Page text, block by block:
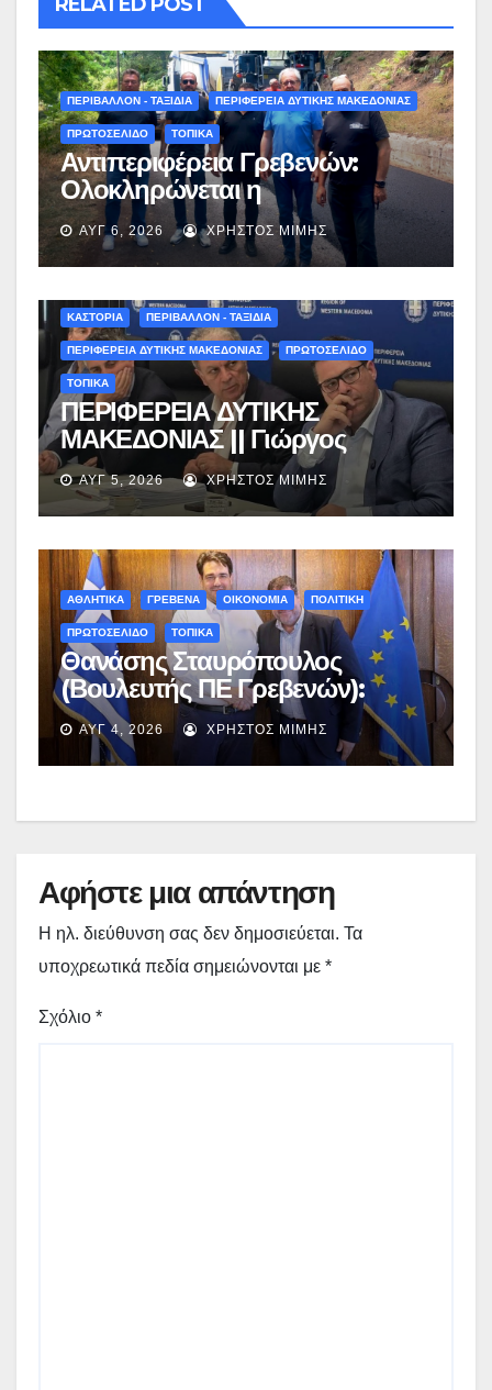
ΠΕΡΙΒΑΛΛΟΝ - ΤΑΞΙΔΙΑ ΠΕΡΙΦΕΡΕΙΑ ΔΥΤΙΚΗΣ ΜΑΚΕΔΟΝΙΑΣ
ΠΡΩΤΟΣΕΛΙΔΟ ΤΟΠΙΚΑ
Αντιπεριφέρεια Γρεβενών:
Ολοκληρώνεται η
ασφαλτόστρωση της οδού
Περιβόλι – Αβδέλλα
ΑΥΓ 6, 2026 ΧΡΉΣΤΟΣ ΜΊΜΗΣ
ΚΑΣΤΟΡΙΑ ΠΕΡΙΒΑΛΛΟΝ - ΤΑΞΙΔΙΑ
ΠΕΡΙΦΕΡΕΙΑ ΔΥΤΙΚΗΣ ΜΑΚΕΔΟΝΙΑΣ ΠΡΩΤΟΣΕΛΙΔΟ
ΤΟΠΙΚΑ
ΠΕΡΙΦΕΡΕΙΑ ΔΥΤΙΚΗΣ
ΜΑΚΕΔΟΝΙΑΣ || Γιώργος
Αμανατίδης για Φράγμα
Νεστορίου: «Η δέσμευσή μας
γίνεται πράξη με εξασφαλισμένη
χρηματοδότηση»
ΑΥΓ 5, 2026 ΧΡΉΣΤΟΣ ΜΊΜΗΣ
ΑΘΛΗΤΙΚΑ ΓΡΕΒΕΝΑ ΟΙΚΟΝΟΜΙΑ ΠΟΛΙΤΙΚΗ
ΠΡΩΤΟΣΕΛΙΔΟ ΤΟΠΙΚΑ
Θανάσης Σταυρόπουλος
(Βουλευτής ΠΕ Γρεβενών):
Έκτακτη χρηματοδότηση
400.000€ για επιπλέον
εργασίες στο Δημοτικό Στάδιο
ΑΥΓ 4, 2026 ΧΡΉΣΤΟΣ ΜΊΜΗΣ
Αφήστε μια απάντηση
Η ηλ. διεύθυνση σας δεν δημοσιεύεται. Τα
υποχρεωτικά πεδία σημειώνονται με *
Σχόλιο *